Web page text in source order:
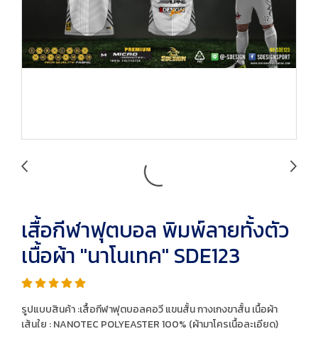
เสื้อกีฬาฟุตบอล พิมพ์ลายทั้งตัว
เนื้อผ้า "นาโนเทค" SDE123
รูปแบบสินค้า :เสื้อกีฬาฟุตบอลคอวี แขนสั้น กางเกงขาสั้น เนื้อผ้า
เส้นใย : NANOTEC POLYEASTER 100% (ผ้ามาโครเนื้อละเอียด)